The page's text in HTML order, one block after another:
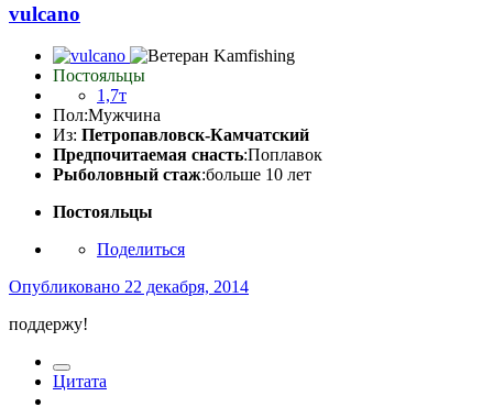
vulcano
Постояльцы
1,7т
Пол:Мужчина
Из: Петропавловск-Камчатский
Предпочитаемая снасть:Поплавок
Рыболовный стаж:больше 10 лет
Постояльцы
Поделиться
Опубликовано 22 декабря, 2014
поддержу!
Цитата